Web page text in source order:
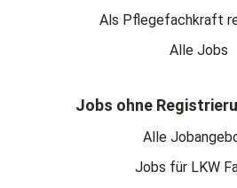
Als Pflegefachkraft
Alle Jobs
Jobs ohne
Alle
Jobs für LKW